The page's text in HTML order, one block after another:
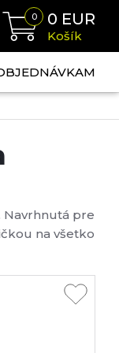
0 0 EUR
Košík
Navrhnutá pre
na všetko